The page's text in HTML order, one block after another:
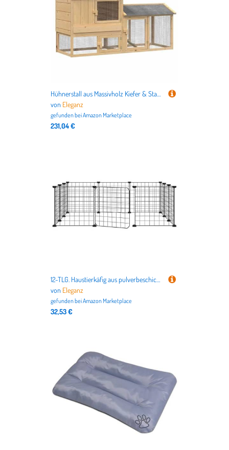
Hühnerstall aus Massivholz Kiefer & Stahl – 150x60x89 cm – Robust & Wetterfest für Garten & Freilaufgehege – Praktische Hühnerunterkunft
von Eleganz
gefunden beiAmazon Marketplace
231,04 €
12-TLG. Haustierkäfig aus pulverbeschichtetem Stahl - 35x35 cm - Schwarz - Robustes Gehege für Kleintiere - Ideal für Hamster, Meerschweinchen & mehr
von Eleganz
gefunden beiAmazon Marketplace
32,53 €